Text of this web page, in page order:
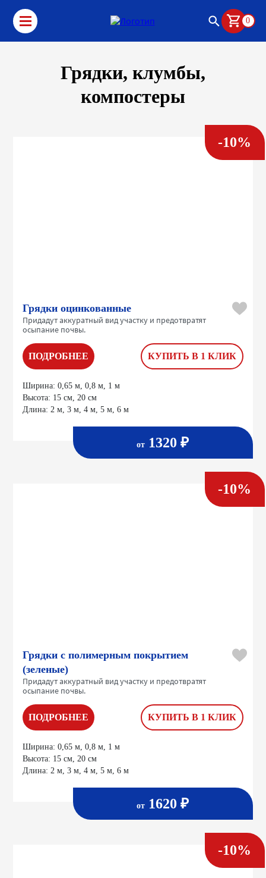
0
Грядки, клумбы,
компостеры
-10%
Грядки оцинкованные
Придадут аккуратный вид участку и предотвратят
осыпание почвы.
ПОДРОБНЕЕ КУПИТЬ В 1 КЛИК
Ширина:0,65 м, 0,8 м, 1 м
Высота: 15 см, 20 см
Длина:2 м, 3 м, 4 м, 5 м, 6 м
от 1320 ₽
-10%
Грядки с полимерным покрытием
(зеленые)
Придадут аккуратный вид участку и предотвратят
осыпание почвы.
ПОДРОБНЕЕ КУПИТЬ В 1 КЛИК
Ширина:0,65 м, 0,8 м, 1 м
Высота: 15 см, 20 см
Длина:2 м, 3 м, 4 м, 5 м, 6 м
от 1620 ₽
-10%